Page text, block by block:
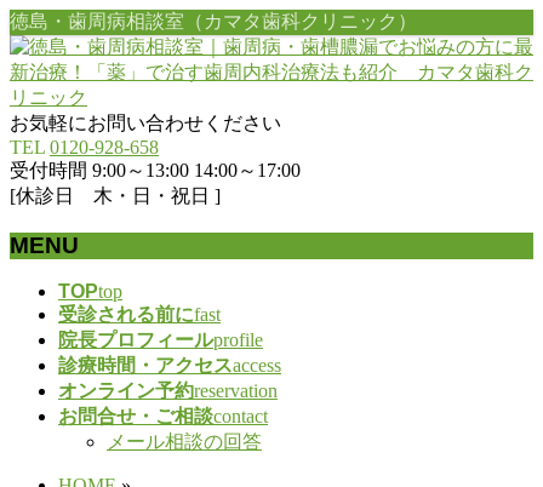
徳島・歯周病相談室（カマタ歯科クリニック）
お気軽にお問い合わせください
TEL 0120-928-658
受付時間 9:00～13:00 14:00～17:00
[休診日 木・日・祝日 ]
MENU
TOPtop
受診される前にfast
院長プロフィールprofile
診療時間・アクセスaccess
オンライン予約reservation
お問合せ・ご相談contact
メール相談の回答